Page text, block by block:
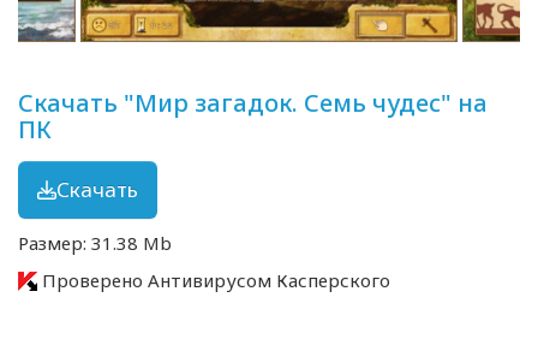
Скачать "Мир загадок. Семь чудес" на
ПК
Скачать
Размер: 31.38 Mb
Проверено Антивирусом Касперского